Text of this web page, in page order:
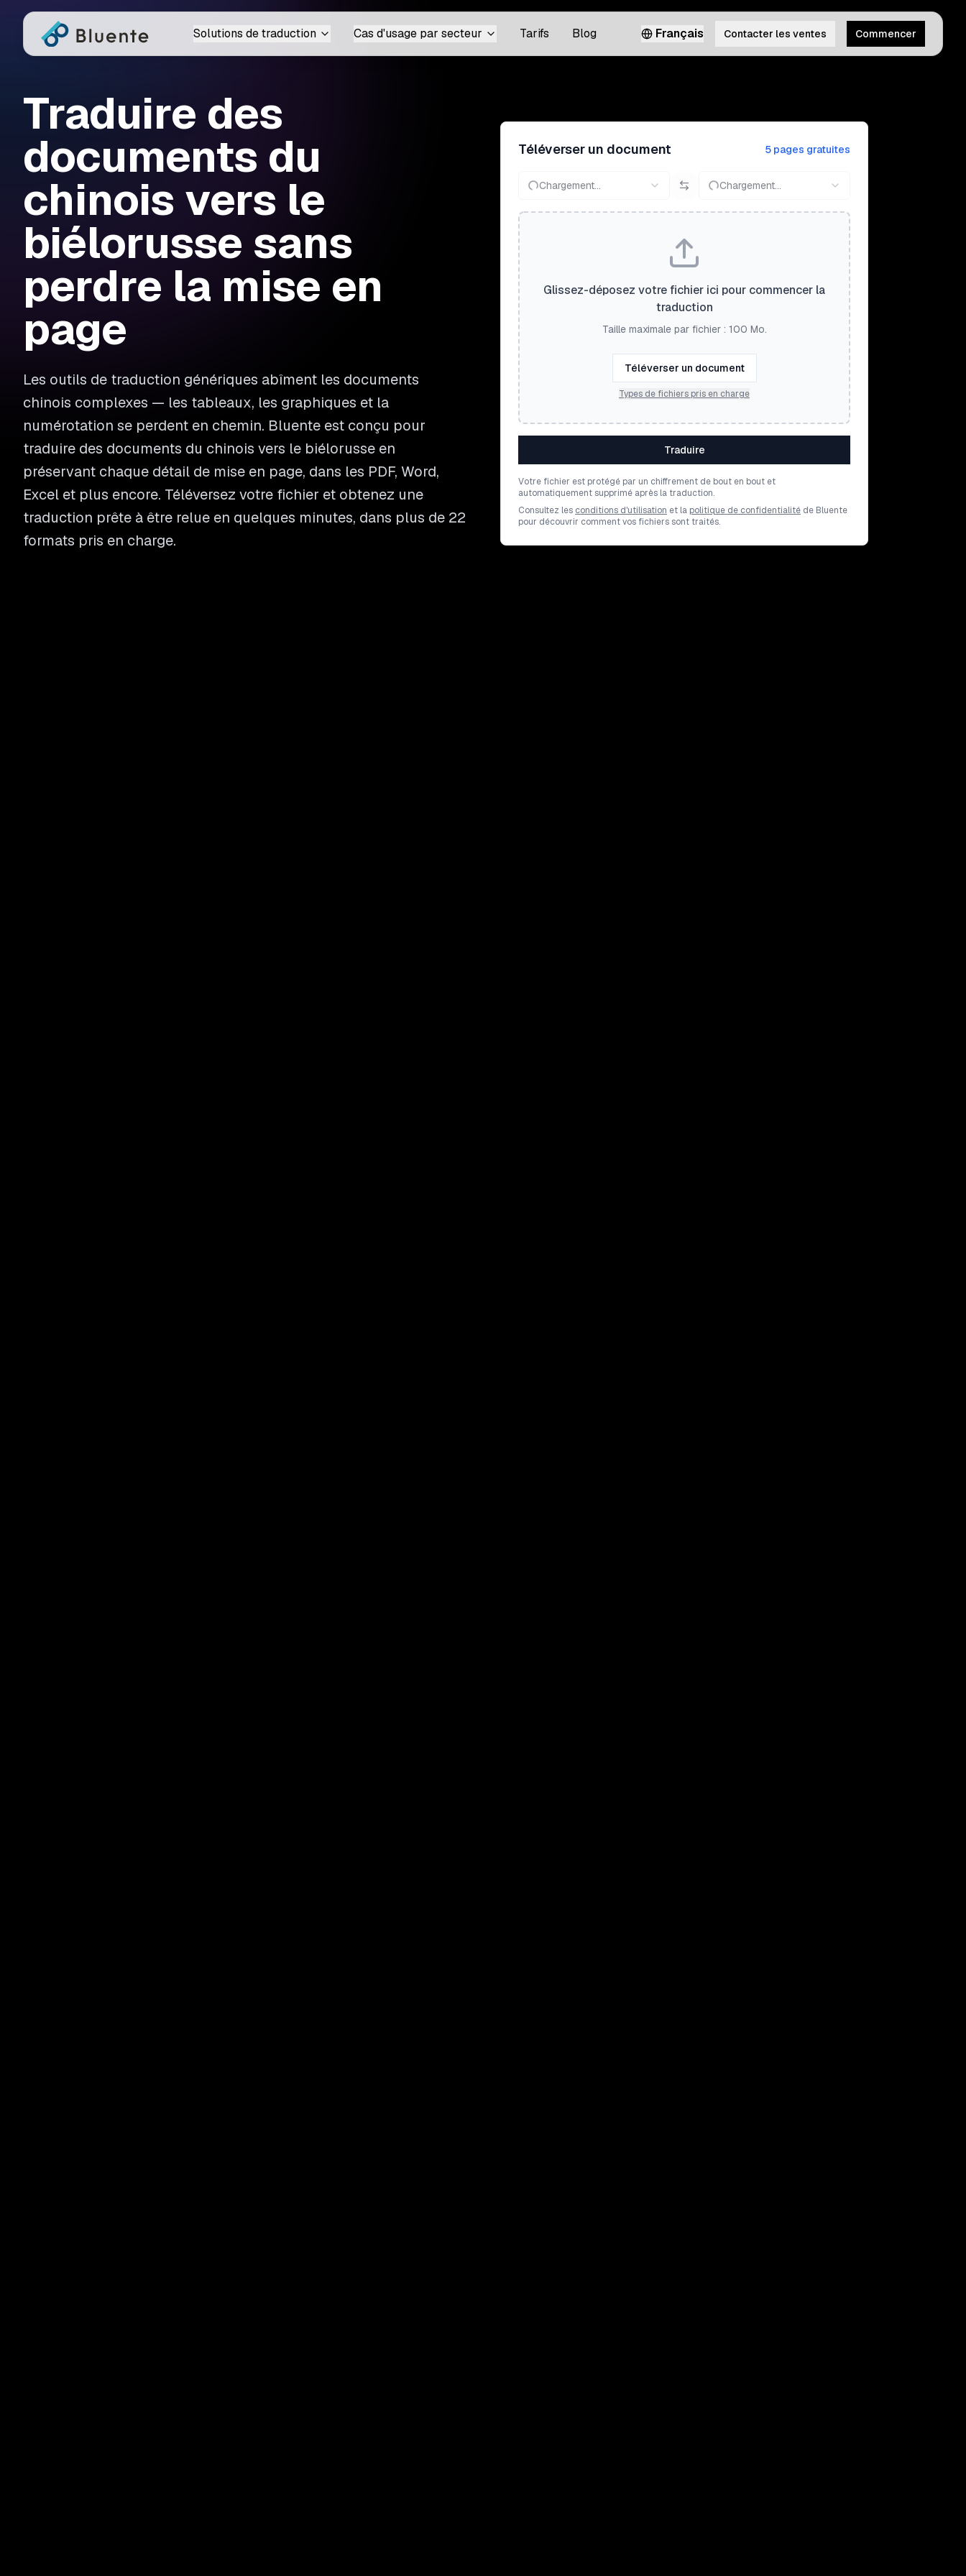
Solutions de traduction Cas d'usage par secteur Tarifs Blog Français Contacter les ventes Commencer
Traduire des
documents du
chinois vers le
biélorusse sans
perdre la mise en
page
Les outils de traduction génériques abîment les documents
chinois complexes — les tableaux, les graphiques et la
numérotation se perdent en chemin. Bluente est conçu pour
traduire des documents du chinois vers le biélorusse en
préservant chaque détail de mise en page, dans les PDF, Word,
Excel et plus encore. Téléversez votre fichier et obtenez une
traduction prête à être relue en quelques minutes, dans plus de 22
formats pris en charge.
Téléverser un document 5 pages gratuites
Chargement... Chargement...
Glissez-déposez votre fichier ici pour commencer la
traduction
Taille maximale par fichier : 100 Mo.
Téléverser un document
Types de fichiers pris en charge
Traduire
Votre fichier est protégé par un chiffrement de bout en bout et
automatiquement supprimé après la traduction.
Consultez les conditions d'utilisation et la politique de confidentialité de Bluente
pour découvrir comment vos fichiers sont traités.